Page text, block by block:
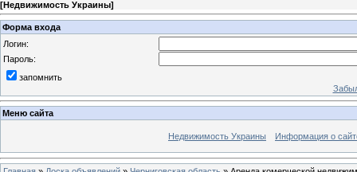
[Недвижимость Украины]
Форма входа
Логин:
Пароль:
запомнить
Меню сайта
Недвижимость Украины Информация о